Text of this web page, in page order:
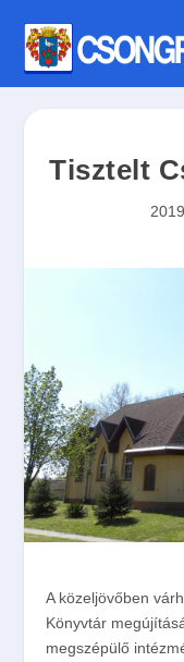
Tisztelt
A közeljövőben
Könyvtár
megszépülő